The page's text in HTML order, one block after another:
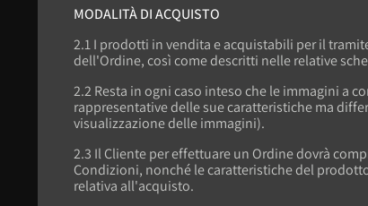
MODALITÀ DI ACQUISTO
2.1 I prodotti in vendita e acquistabili per il
dell'Ordine, così come descritti nelle relative
2.2 Resta in ogni caso inteso che le immagini a
rappresentative delle sue caratteristiche ma
visualizzazione delle immagini).
2.3 Il Cliente per effettuare un Ordine dovrà
Condizioni, nonché le caratteristiche del
relativa all'acquisto.